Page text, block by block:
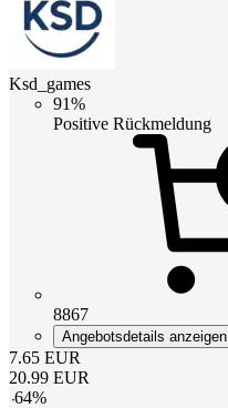
Ksd_games
91%
Positive Rückmeldung
8867
Angebotsdetails anzeigen
7.65 EUR
20.99 EUR
-64%